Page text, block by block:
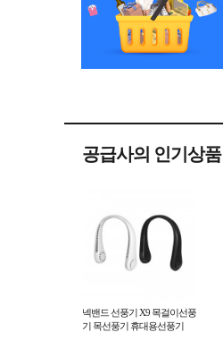
공급사의 인기상품
넥밴드 선풍기 X9 목걸이선풍
기 목선풍기 휴대용선풍기